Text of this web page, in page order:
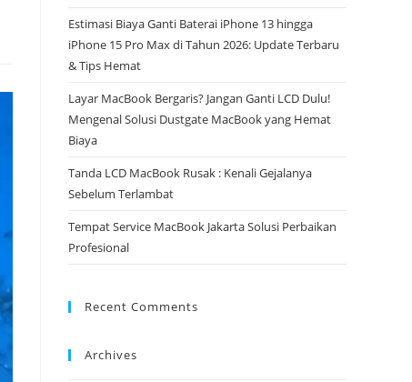
Estimasi Biaya Ganti Baterai iPhone 13 hingga
iPhone 15 Pro Max di Tahun 2026: Update Terbaru
& Tips Hemat
Layar MacBook Bergaris? Jangan Ganti LCD Dulu!
Mengenal Solusi Dustgate MacBook yang Hemat
Biaya
Tanda LCD MacBook Rusak : Kenali Gejalanya
Sebelum Terlambat
Tempat Service MacBook Jakarta Solusi Perbaikan
Profesional
Recent Comments
Archives